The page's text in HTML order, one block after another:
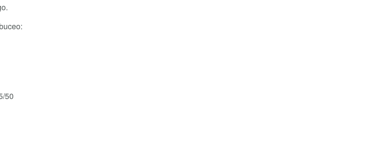
50